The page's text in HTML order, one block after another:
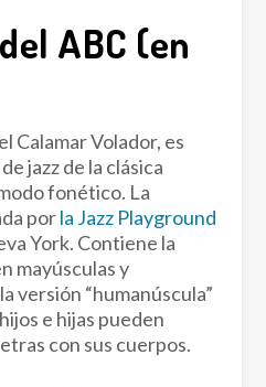
ABC (en
Calamar Volador, es
jazz de la clásica
fonético. La
porla Jazz Playground
York. Contiene la
mayúsculas y
versión “humanúscula”
e hijas pueden
con sus cuerpos.